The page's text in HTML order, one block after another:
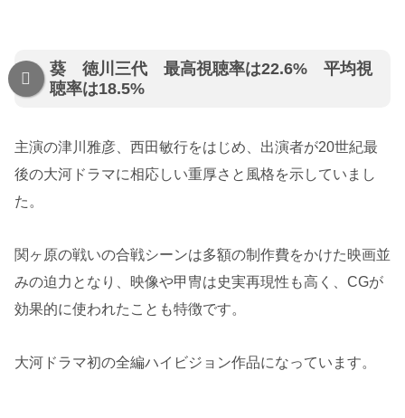
葵 徳川三代 最高視聴率は22.6% 平均視
聴率は18.5%
主演の津川雅彦、西田敏行をはじめ、出演者が20世紀最
後の大河ドラマに相応しい重厚さと風格を示していまし
た。
関ヶ原の戦いの合戦シーンは多額の制作費をかけた映画並
みの迫力となり、映像や甲冑は史実再現性も高く、CGが
効果的に使われたことも特徴です。
大河ドラマ初の全編ハイビジョン作品になっています。